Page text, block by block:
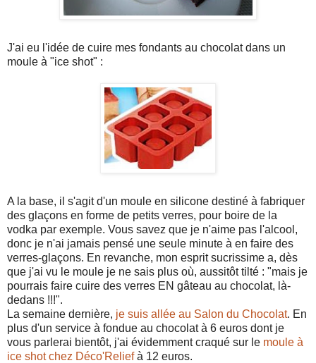
J'ai eu l'idée de cuire mes fondants au chocolat dans un
moule à "ice shot" :
A la base, il s'agit d'un moule en silicone destiné à fabriquer
des glaçons en forme de petits verres, pour boire de la
vodka par exemple. Vous savez que je n'aime pas l'alcool,
donc je n'ai jamais pensé une seule minute à en faire des
verres-glaçons. En revanche, mon esprit sucrissime a, dès
que j'ai vu le moule je ne sais plus où, aussitôt tilté : "mais je
pourrais faire cuire des verres EN gâteau au chocolat, là-
dedans !!!".
La semaine dernière, je suis allée au Salon du Chocolat. En
plus d'un service à fondue au chocolat à 6 euros dont je
vous parlerai bientôt, j'ai évidemment craqué sur le moule à
ice shot chez Déco'Reliefà 12 euros.